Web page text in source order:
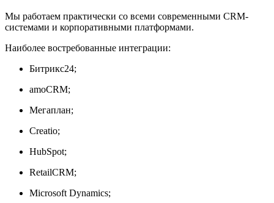
Мы работаем практически со всеми современными CRM-
системами и корпоративными платформами.
Наиболее востребованные интеграции:
Битрикс24;
amoCRM;
Мегаплан;
Creatio;
HubSpot;
RetailCRM;
Microsoft Dynamics;